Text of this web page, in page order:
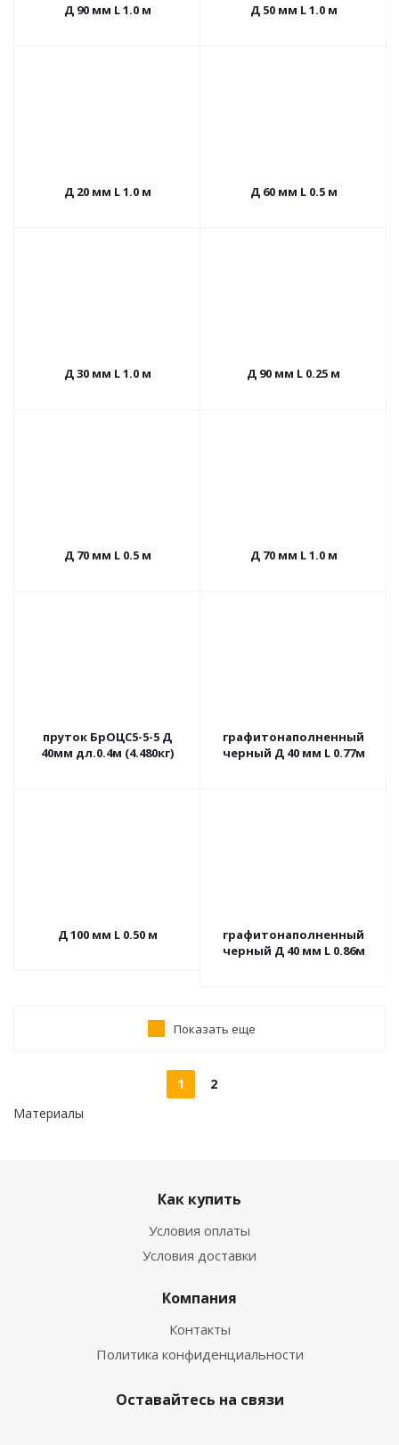
Д 90 мм L 1.0 м Д 50 мм L 1.0 м
Д 20 мм L 1.0 м Д 60 мм L 0.5 м
Д 30 мм L 1.0 м Д 90 мм L 0.25 м
Д 70 мм L 0.5 м Д 70 мм L 1.0 м
пруток БрОЦС5-5-5 Д
40мм дл.0.4м (4.480кг)
графитонаполненный
черный Д 40 мм L 0.77м
Д 100 мм L 0.50 м
графитонаполненный
черный Д 40 мм L 0.86м
Показать еще
1
2
Материалы
Как купить
Условия оплаты
Условия доставки
Компания
Контакты
Политика конфиденциальности
Оставайтесь на связи